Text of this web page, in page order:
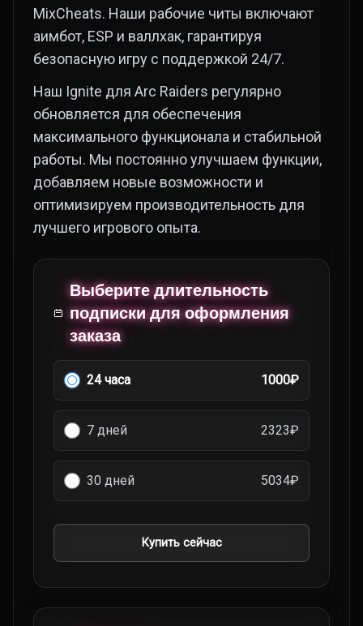
MixCheats. Наши рабочие читы включают
аимбот, ESP и валлхак, гарантируя
безопасную игру с поддержкой 24/7.
Наш Ignite для Arc Raiders регулярно
обновляется для обеспечения
максимального функционала и стабильной
работы. Мы постоянно улучшаем функции,
добавляем новые возможности и
оптимизируем производительность для
лучшего игрового опыта.
Выберите длительность
подписки для оформления
заказа
24 часа 1000₽
7 дней 2323₽
30 дней 5034₽
Купить сейчас